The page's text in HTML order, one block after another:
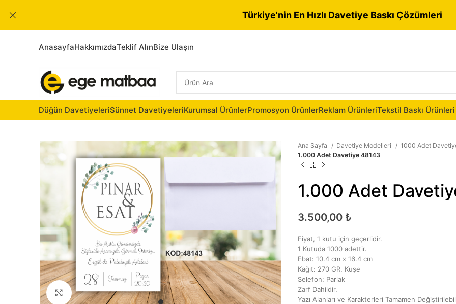
AnasayfaHakkımızdaTeklif AlınBize Ulaşın
Düğün DavetiyeleriSünnet DavetiyeleriKurumsal ÜrünlerPromosyon ÜrünlerReklam ÜrünleriTekstil Baskı Ürünleri
Büyütmek için tıklayın
Ana Sayfa Davetiye Modelleri
1000 Adet
1.000 Adet Davetiye 48143
1.000 Adet
3.500,00 ₺
Fiyat, 1 kutu için geçerlidir.
1 Kutuda 1000 adettir.
Ebat: 10.4 cm x 16.4 cm
Kağıt: 270 GR. Kuşe
Selefon: Parlak
Zarf Dahildir.
Yazı Alanları ve Karakterleri Tamamen
Türkiye'nin En Hızlı Davetiye Baskı Çözümleri